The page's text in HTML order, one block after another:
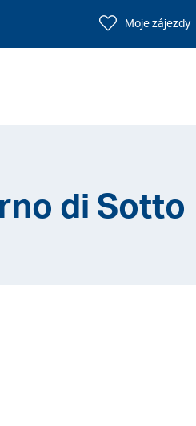
Moje zájezdy
di Sotto